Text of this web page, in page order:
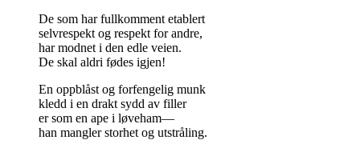
De som har fullkomment etablert
selvrespekt og respekt for andre,
har modnet i den edle veien.
De skal aldri fødes igjen!
En oppblåst og forfengelig munk
kledd i en drakt sydd av filler
er som en ape i løveham—
han mangler storhet og utstråling.